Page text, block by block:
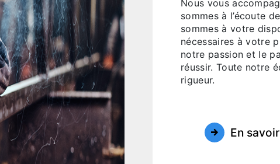
Nous vous
sommes à l’écoute
sommes à votre
nécessaires à votre
notre passion et le
réussir. Toute notre
rigueur.
En